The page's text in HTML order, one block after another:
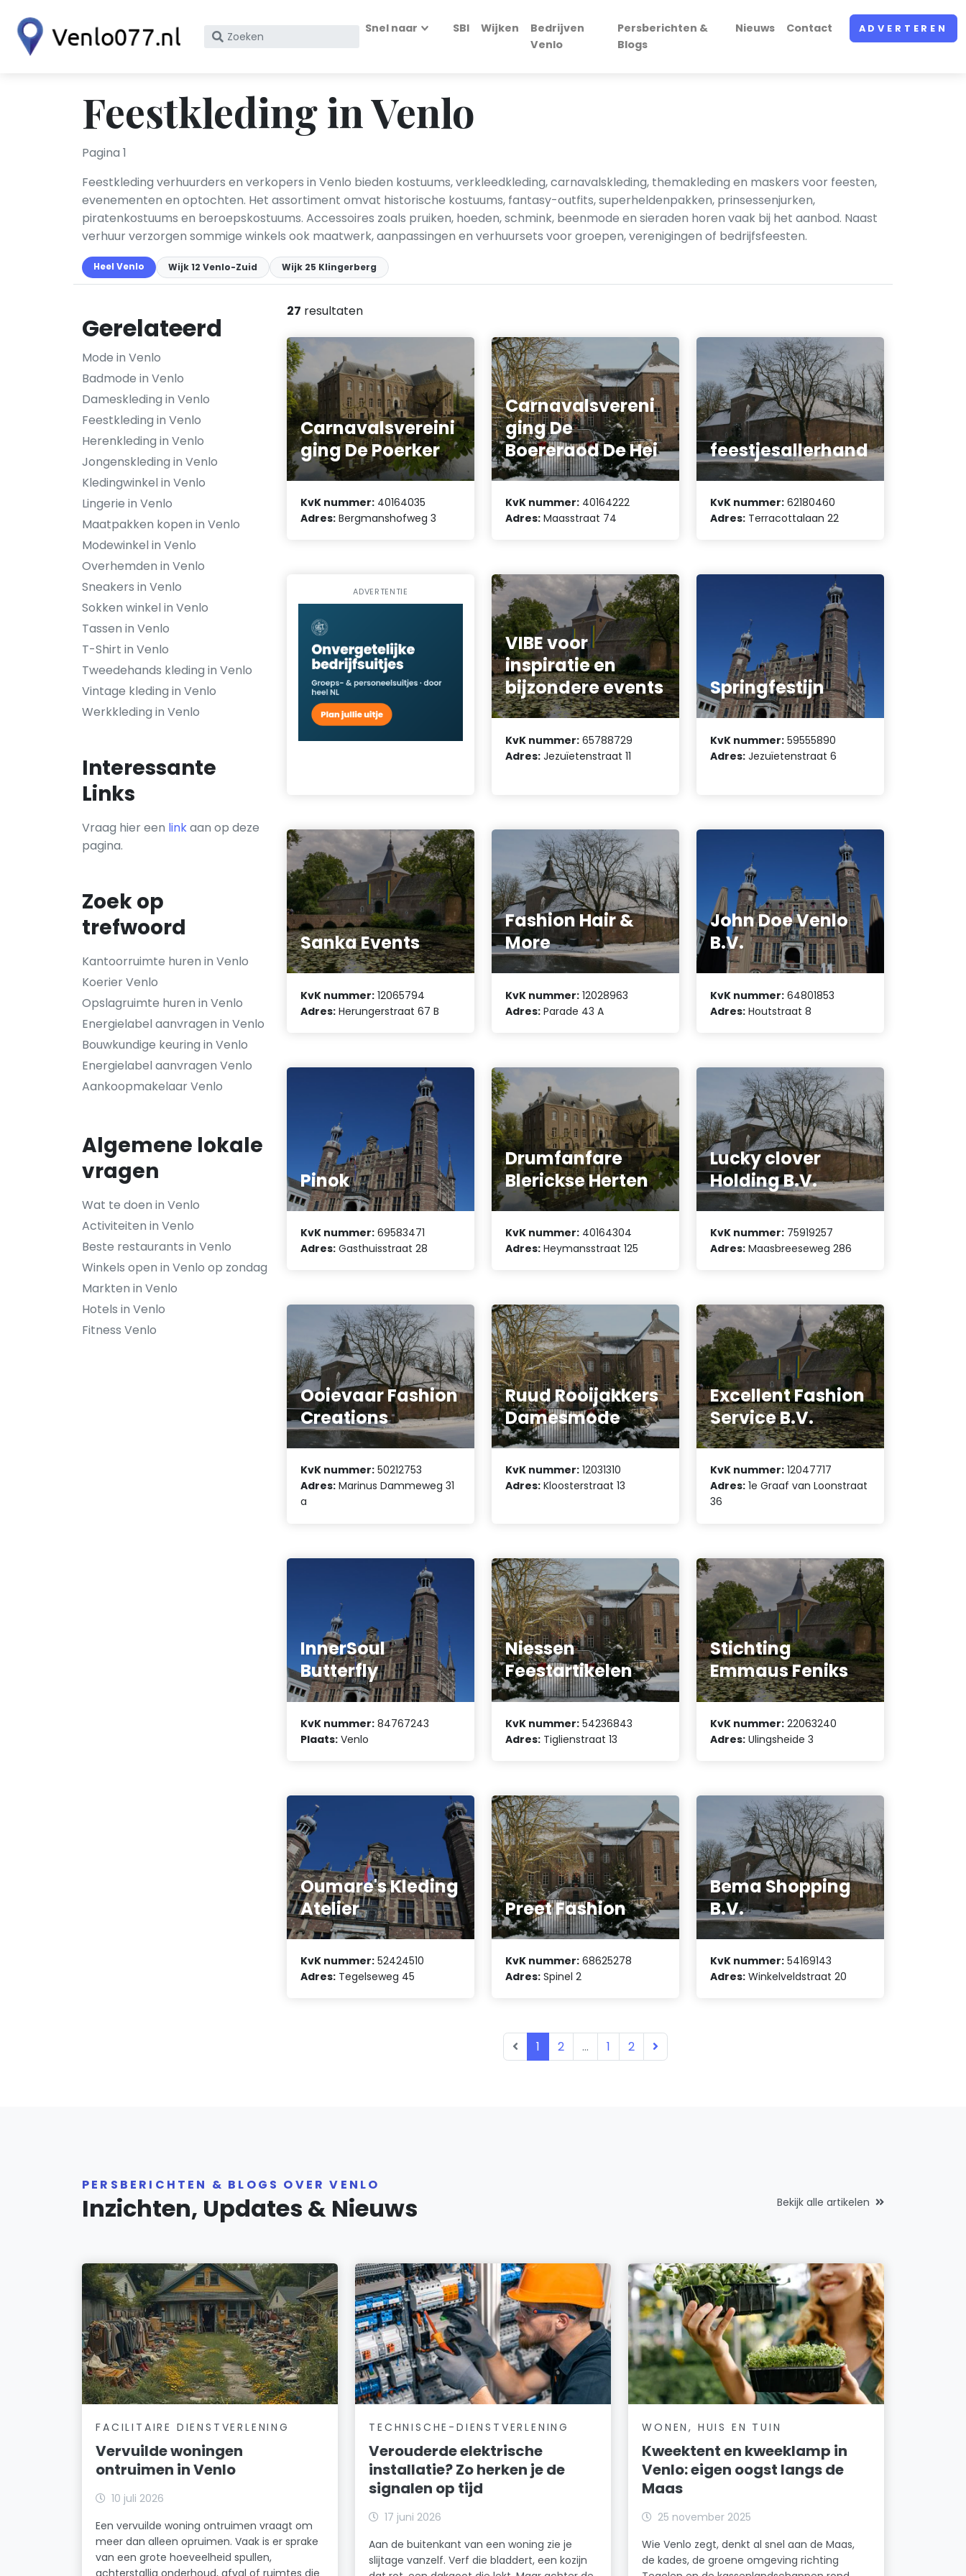
Zoek
KvK
nummer
Snel naar SBI Wijken
Bedrijven
Venlo
Persberichten &
Blogs
Nieuws Contact ADVERTEREN
Feestkleding in Venlo
Pagina 1
Feestkleding verhuurders en verkopers in Venlo bieden kostuums, verkleedkleding, carnavalskleding, themakleding en maskers voor feesten,
evenementen en optochten. Het assortiment omvat historische kostuums, fantasy-outfits, superheldenpakken, prinsessenjurken,
piratenkostuums en beroepskostuums. Accessoires zoals pruiken, hoeden, schmink, beenmode en sieraden horen vaak bij het aanbod. Naast
verhuur verzorgen sommige winkels ook maatwerk, aanpassingen en verhuursets voor groepen, verenigingen of bedrijfsfeesten.
Heel Venlo Wijk 12 Venlo-Zuid Wijk 25 Klingerberg
Gerelateerd
Mode in Venlo
Badmode in Venlo
Dameskleding in Venlo
Feestkleding in Venlo
Herenkleding in Venlo
Jongenskleding in Venlo
Kledingwinkel in Venlo
Lingerie in Venlo
Maatpakken kopen in Venlo
Modewinkel in Venlo
Overhemden in Venlo
Sneakers in Venlo
Sokken winkel in Venlo
Tassen in Venlo
T-Shirt in Venlo
Tweedehands kleding in Venlo
Vintage kleding in Venlo
Werkkleding in Venlo
Interessante
Links
Vraag hier een linkaan op deze
pagina.
Zoek op
trefwoord
Kantoorruimte huren in Venlo
Koerier Venlo
Opslagruimte huren in Venlo
Energielabel aanvragen in Venlo
Bouwkundige keuring in Venlo
Energielabel aanvragen Venlo
Aankoopmakelaar Venlo
Algemene lokale
vragen
Wat te doen in Venlo
Activiteiten in Venlo
Beste restaurants in Venlo
Winkels open in Venlo op zondag
Markten in Venlo
Hotels in Venlo
Fitness Venlo
27 resultaten
Carnavalsvereini
ging De Poerker
KvK nummer: 40164035
Adres: Bergmanshofweg 3
Carnavalsvereni
ging De
Boereraod De Hei
KvK nummer: 40164222
Adres: Maasstraat 74
feestjesallerhand
KvK nummer: 62180460
Adres: Terracottalaan 22
ADVERTENTIE
VIBE voor
inspiratie en
bijzondere events
KvK nummer: 65788729
Adres: Jezuïetenstraat 11
Springfestijn
KvK nummer: 59555890
Adres: Jezuïetenstraat 6
Sanka Events
KvK nummer: 12065794
Adres: Herungerstraat 67 B
Fashion Hair &
More
KvK nummer: 12028963
Adres: Parade 43 A
John Doe Venlo
B.V.
KvK nummer: 64801853
Adres: Houtstraat 8
Pinok
KvK nummer: 69583471
Adres: Gasthuisstraat 28
Drumfanfare
Blerickse Herten
KvK nummer: 40164304
Adres: Heymansstraat 125
Lucky clover
Holding B.V.
KvK nummer: 75919257
Adres: Maasbreeseweg 286
Ooievaar Fashion
Creations
KvK nummer: 50212753
Adres: Marinus Dammeweg 31
a
Ruud Rooijakkers
Damesmode
KvK nummer: 12031310
Adres: Kloosterstraat 13
Excellent Fashion
Service B.V.
KvK nummer: 12047717
Adres: 1e Graaf van Loonstraat
36
InnerSoul
Butterfly
KvK nummer: 84767243
Plaats: Venlo
Niessen
Feestartikelen
KvK nummer: 54236843
Adres: Tiglienstraat 13
Stichting
Emmaus Feniks
KvK nummer: 22063240
Adres: Ulingsheide 3
Oumare's Kleding
Atelier
KvK nummer: 52424510
Adres: Tegelseweg 45
Preet Fashion
KvK nummer: 68625278
Adres: Spinel 2
Bema Shopping
B.V.
KvK nummer: 54169143
Adres: Winkelveldstraat 20
1 2 ... 1 2
PERSBERICHTEN & BLOGS OVER VENLO
Inzichten, Updates & Nieuws Bekijk alle artikelen
FACILITAIRE DIENSTVERLENING
Vervuilde woningen
ontruimen in Venlo
10 juli 2026
Een vervuilde woning ontruimen vraagt om
meer dan alleen opruimen. Vaak is er sprake
van een grote hoeveelheid spullen,
TECHNISCHE-DIENSTVERLENING
Verouderde elektrische
installatie? Zo herken je de
signalen op tijd
17 juni 2026
Aan de buitenkant van een woning zie je
slijtage vanzelf. Verf die bladdert, een kozijn
WONEN, HUIS EN TUIN
Kweektent en kweeklamp in
Venlo: eigen oogst langs de
Maas
25 november 2025
Wie Venlo zegt, denkt al snel aan de Maas,
de kades, de groene omgeving richting